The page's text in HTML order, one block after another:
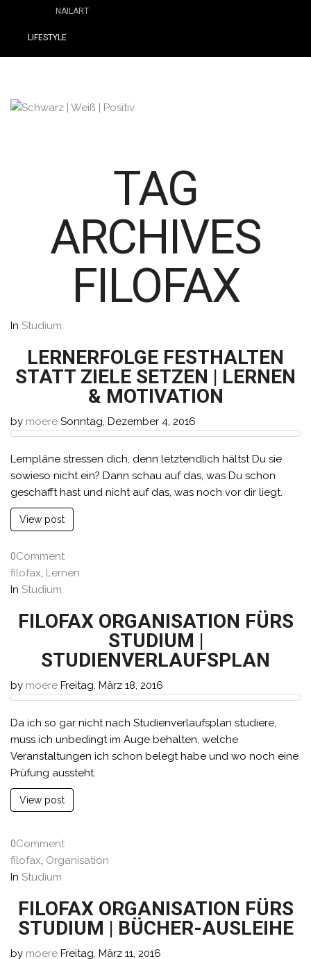
NAILART
LIFESTYLE
TAG
ARCHIVES
FILOFAX
In Studium
LERNERFOLGE FESTHALTEN
STATT ZIELE SETZEN | LERNEN
& MOTIVATION
by moere Sonntag, Dezember 4, 2016
Lernpläne stressen dich, denn letztendlich hältst Du sie
sowieso nicht ein? Dann schau auf das, was Du schon
geschafft hast und nicht auf das, was noch vor dir liegt.
View post
0Comment
filofax, Lernen
In Studium
FILOFAX ORGANISATION FÜRS
STUDIUM |
STUDIENVERLAUFSPLAN
by moere Freitag, März 18, 2016
Da ich so gar nicht nach Studienverlaufsplan studiere,
muss ich unbedingt im Auge behalten, welche
Veranstaltungen ich schon belegt habe und wo noch eine
Prüfung aussteht.
View post
0Comment
filofax, Organisation
In Studium
FILOFAX ORGANISATION FÜRS
STUDIUM | BÜCHER-AUSLEIHE
by moere Freitag, März 11, 2016